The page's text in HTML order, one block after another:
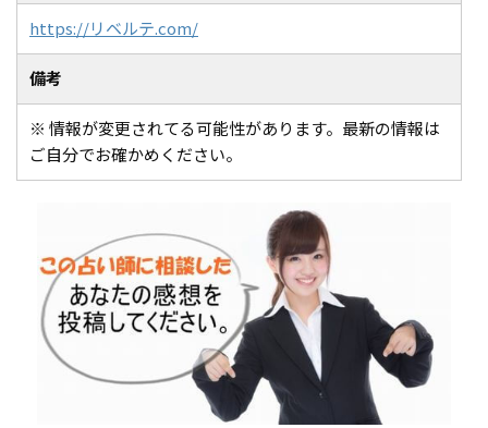
https://リベルテ.com/
備考
※ 情報が変更されてる可能性があります。最新の情報は
ご自分でお確かめください。